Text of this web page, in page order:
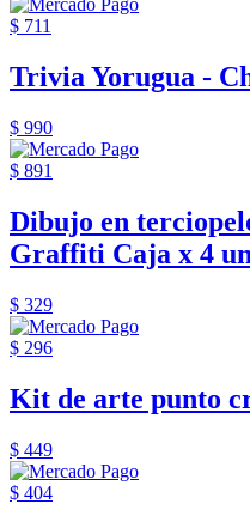
$ 711
Trivia Yorugua -
$ 990
$ 891
Dibujo en
Graffiti Caja x 4
$ 329
$ 296
Kit de arte punto
$ 449
$ 404